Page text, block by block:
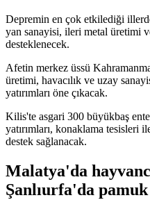
Depremin en çok etkilediği
yan sanayisi, ileri metal üretimi
desteklenecek.
Afetin merkez üssü
üretimi, havacılık ve uzay
yatırımları öne çıkacak.
Kilis'te asgari 300 büyükbaş
yatırımları, konaklama tesisleri
destek sağlanacak.
Malatya'da
Şanlıurfa'da